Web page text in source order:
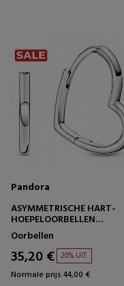
Pandora
ASYMMETRISCHE HART-
HOEPELOORBELLEN
298307C00
Oorbellen
35,20 € 20% UIT.
Normale prijs 44,00 €